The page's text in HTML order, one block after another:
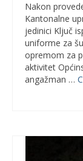
Nakon
Kantonalne
jedinici Ključ
uniforme za
opremom za
aktivitet
angažman …